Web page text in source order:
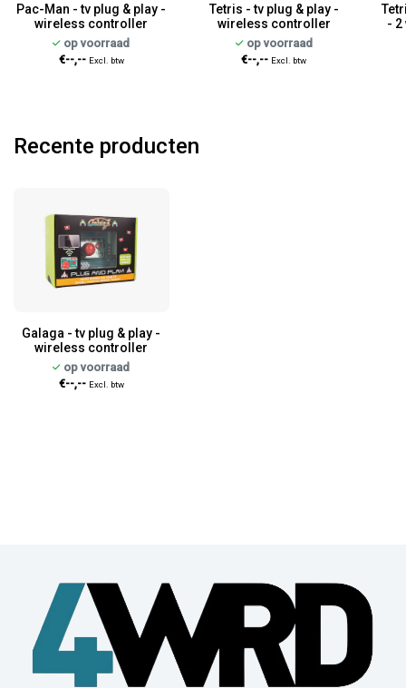
Pac-Man - tv plug & play -
wireless controller
op voorraad
€--,-- Excl. btw
Tetris - tv plug & play -
wireless controller
op voorraad
€--,-- Excl. btw
-
Recente producten
Galaga - tv plug & play -
wireless controller
op voorraad
€--,-- Excl. btw